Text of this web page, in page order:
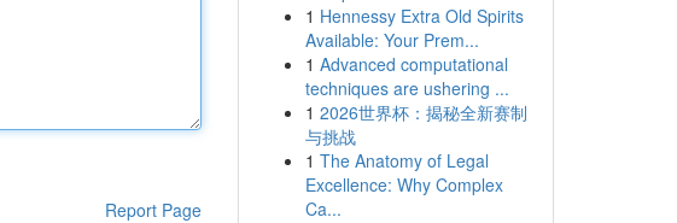
Report Page
1 Hennessy Extra Old Spirits
Available: Your Prem...
1 Advanced computational
techniques are ushering ...
1 2026世界杯：揭秘全新赛制
与挑战
1 The Anatomy of Legal
Excellence: Why Complex
Ca...